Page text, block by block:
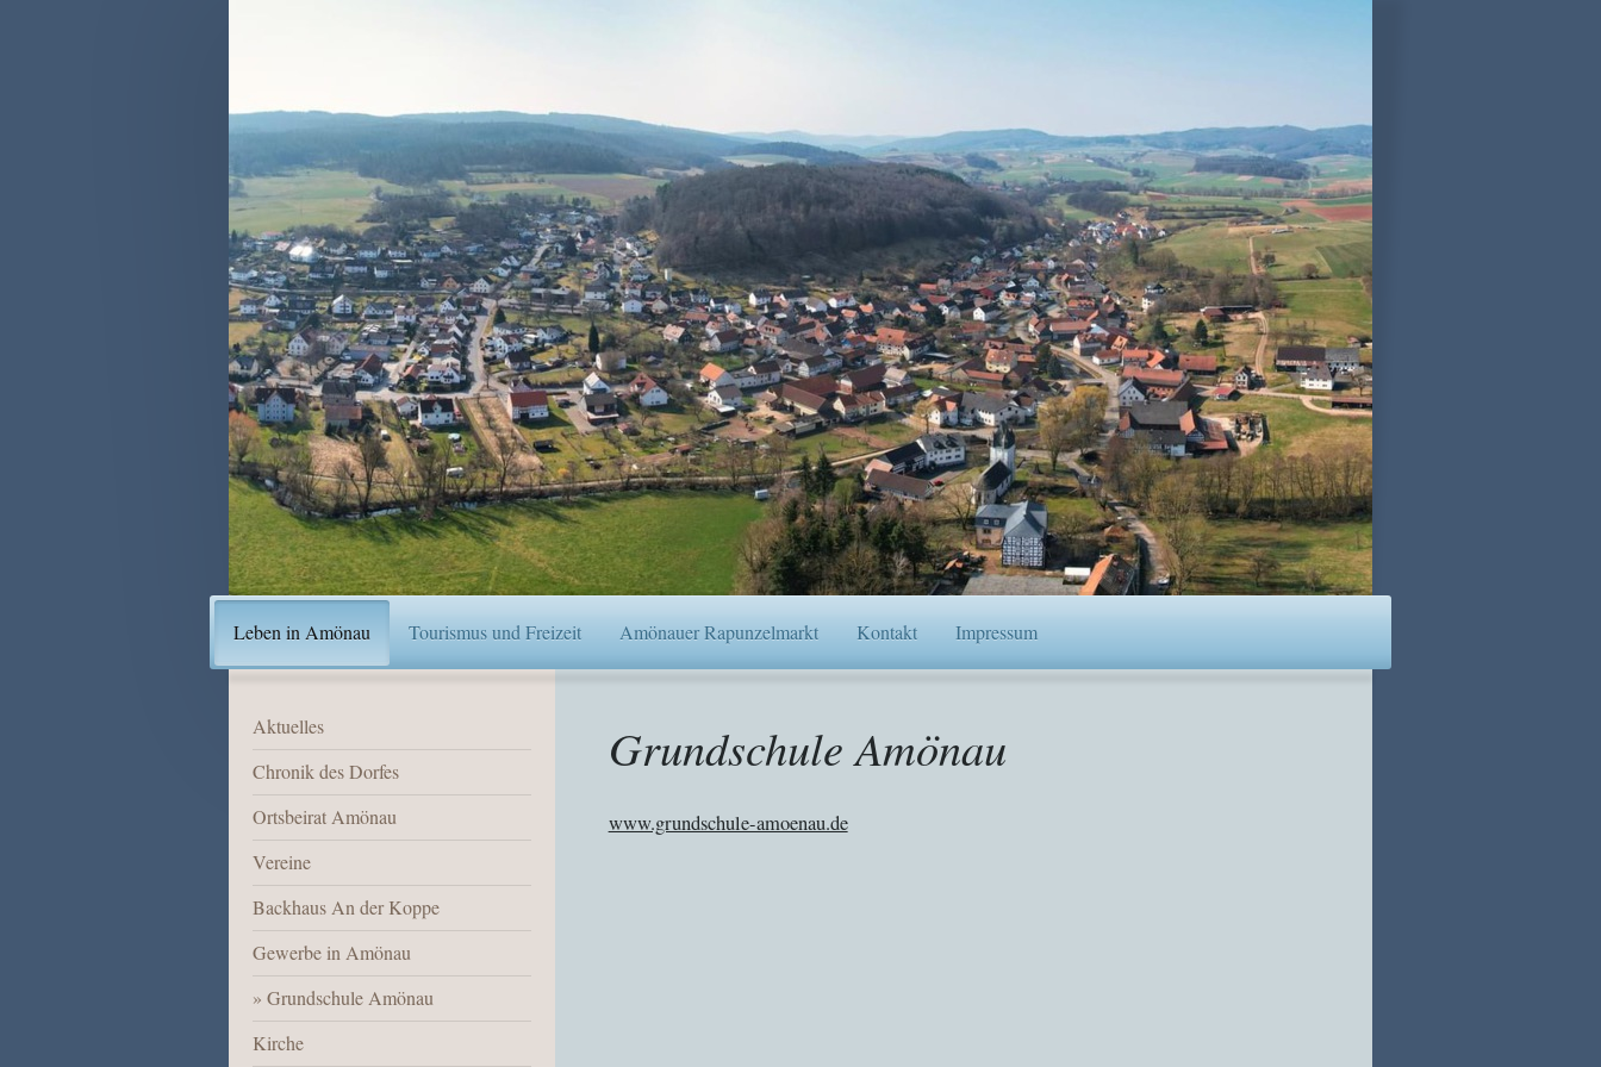
Leben in Amönau Tourismus und Freizeit Amönauer Rapunzelmarkt Kontakt Impressum
Grundschule Amönau
www.grundschule-amoenau.de
Aktuelles
Chronik des Dorfes
Ortsbeirat Amönau
Vereine
Backhaus An der Koppe
Gewerbe in Amönau
Grundschule Amönau
Kirche